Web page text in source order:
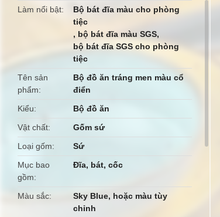
Làm nổi bật
Bộ bát đĩa màu cho phòng
tiệc
, bộ bát đĩa màu SGS,
bộ bát đĩa SGS cho phòng
tiệc
Tên sản
phẩm
Bộ đồ ăn tráng men màu cổ
điển
Kiểu
Bộ đồ ăn
Vật chất
Gốm sứ
Loại gốm
Sứ
Mục bao
gồm
Đĩa, bát, cốc
Màu sắc
Sky Blue, hoặc màu tùy
chỉnh